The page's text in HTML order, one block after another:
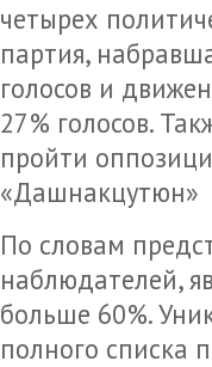
четырех
партия,
голосов и
27% голосов.
пройти
«Дашнакцутюн»
По словам
наблюдателей,
больше 60%.
полного списка